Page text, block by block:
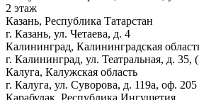
2 этаж
Казань, Республика Татарстан
г. Казань, ул. Четаева, д. 4
Калининград, Калининградская
г. Калининград, ул. Театральная, д.
Калуга, Калужская область
г. Калуга, ул. Суворова, д. 119а, оф. 205
Карабулак, Республика Ингушетия